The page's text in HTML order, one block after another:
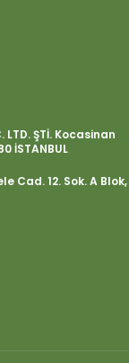
LTD. ŞTİ. Kocasinan
İSTANBUL
Cad. 12. Sok. A Blok,